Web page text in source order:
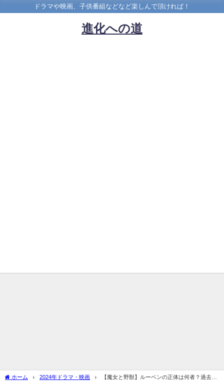
ドラマや映画、子供番組などなど楽しんで頂ければ！
進化への道
ホーム 2024年ドラマ・映画
【魔女と野獣】ルーベンの正体は何者？過去や